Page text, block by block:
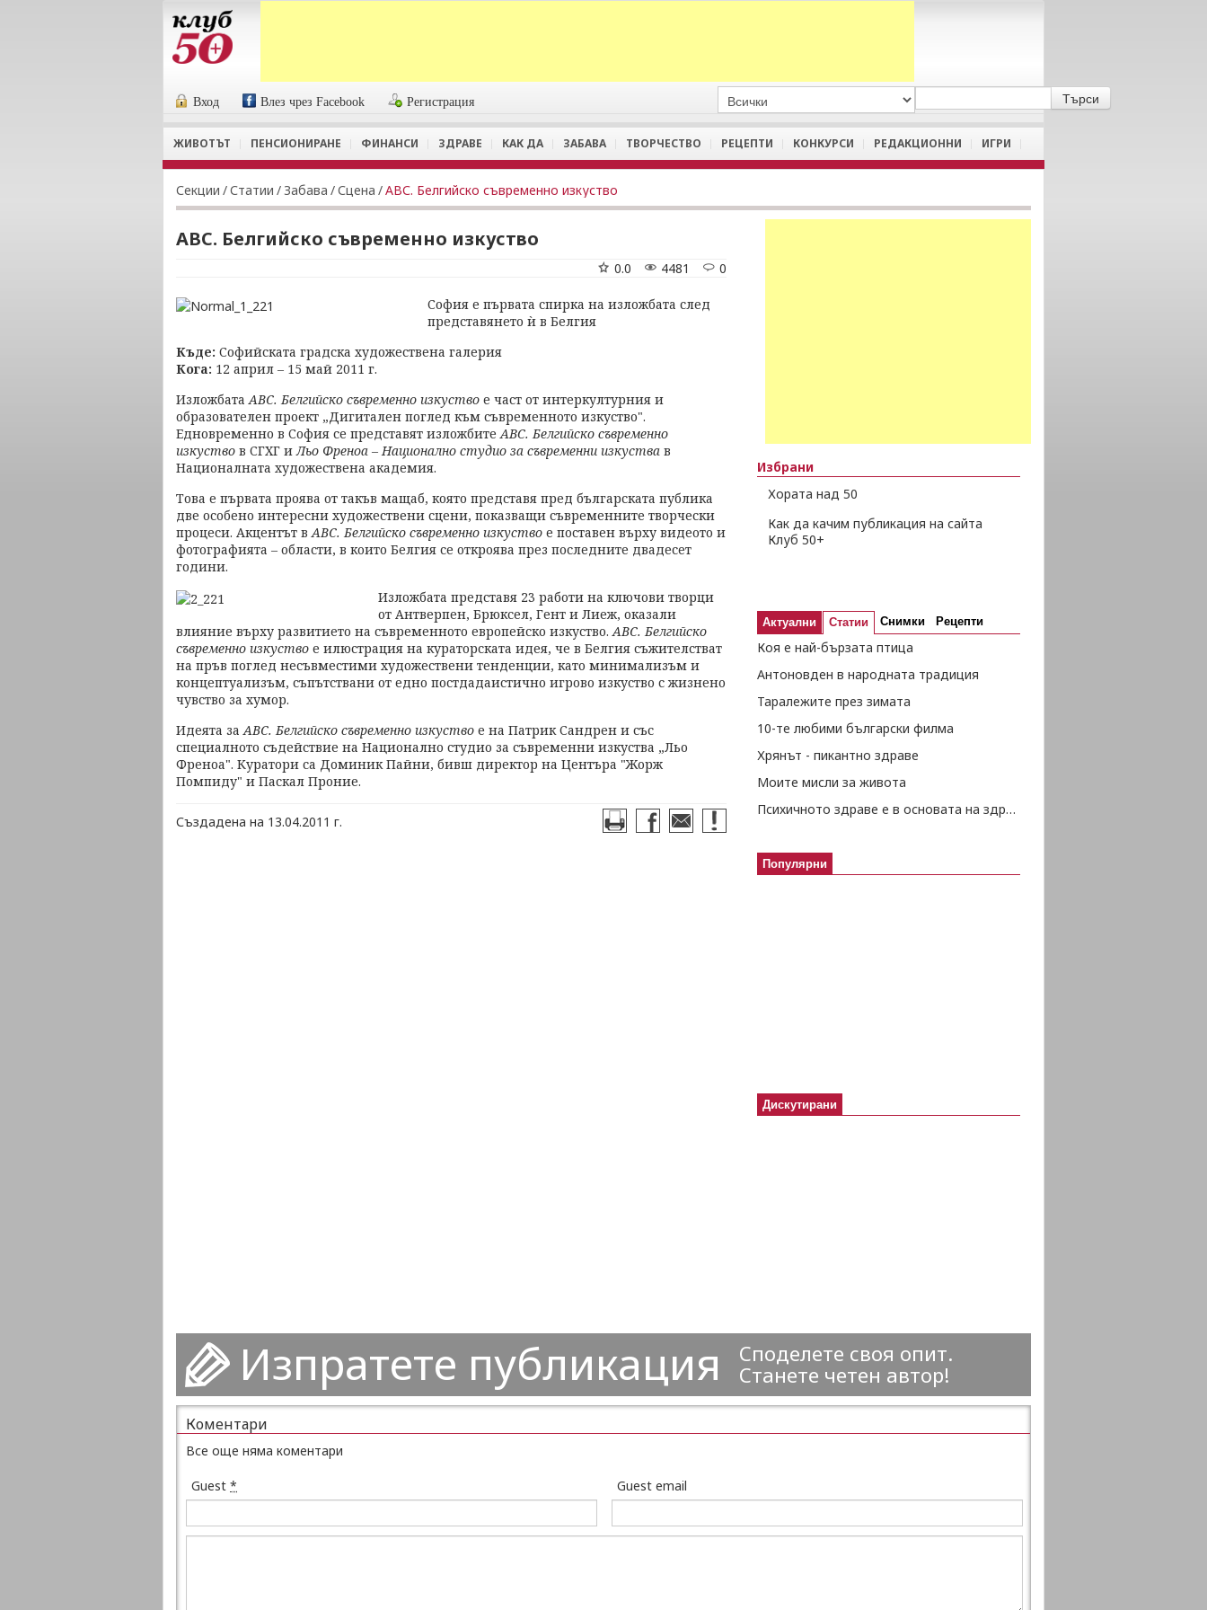
Вход Влез чрез Facebook Регистрация
ЖИВОТЪТ ПЕНСИОНИРАНЕ ФИНАНСИ ЗДРАВЕ КАК ДА ЗАБАВА ТВОРЧЕСТВО РЕЦЕПТИ КОНКУРСИ РЕДАКЦИОННИ ИГРИ
Секции /Статии / Забава /Сцена /АВС. Белгийско съвременно изкуство
АВС. Белгийско съвременно изкуство
0
4481
0.0
София е първата спирка на изложбата след
представянето ѝ в Белгия
Къде: Софийската градска художествена галерия
Кога: 12 април – 15 май 2011 г.
ИзложбатаАВС. Белгийско съвременно изкуство е част от интеркултурния и
образователен проект „Дигитален поглед към съвременното изкуство".
Едновременно в София се представят изложбитеABC. Белгийско съвременно
изкуство в СГХГ иЛьо Френоа – Национално студио за съвременни изкуства в
Националната художествена академия.
Това е първата проява от такъв мащаб, която представя пред българската публика
две особено интересни художествени сцени, показващи съвременните творчески
процеси. Акцентът вАВС. Белгийско съвременно изкуство е поставен върху видеото и
фотографията – области, в които Белгия се откроява през последните двадесет
години.
Изложбата представя 23 работи на ключови творци
от Антверпен, Брюксел, Гент и Лиеж, оказали
влияние върху развитието на съвременното европейско изкуство.АВС. Белгийско
съвременно изкуство е илюстрация на кураторската идея, че в Белгия съжителстват
на пръв поглед несъвместими художествени тенденции, като минимализъм и
концептуализъм, съпътствани от едно постдадаистично игрово изкуство с жизнено
чувство за хумор.
Идеята заАВС. Белгийско съвременно изкуство е на Патрик Сандрен и със
специалното съдействие на Национално студио за съвременни изкуства „Льо
Френоа". Куратори са Доминик Пайни, бивш директор на Центъра "Жорж
Помпиду" и Паскал Проние.
Създадена на 13.04.2011 г.
Избрани
Хората над 50
Как да качим публикация на сайта
Клуб 50+
Актуални Статии Снимки Рецепти
Коя е най-бързата птица
Антоновден в народната традиция
Таралежите през зимата
10-те любими български филма
Хрянът - пикантно здраве
Моите мисли за живота
Психичното здраве е в основата на здравето изобщо
Популярни
Дискутирани
Изпратете публикация
Споделете своя опит.
Станете четен автор!
Коментари
Все още няма коментари
Guest * Guest email